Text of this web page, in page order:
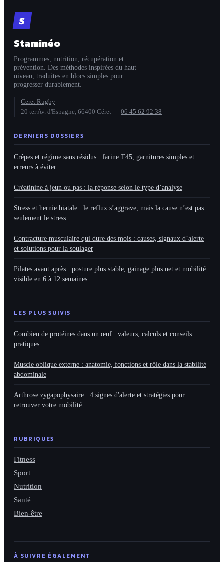
réalité de
l’absorption
S
Staminéo
Programmes, nutrition, récupération et
prévention. Des méthodes inspirées du haut
niveau, traduites en blocs simples pour
progresser durablement.
Ceret Rugby
20 ter Av. d'Espagne, 66400 Céret — 06 45 62 92 38
DERNIERS DOSSIERS
Crêpes et régime sans résidus : farine T45, garnitures simples et
erreurs à éviter
Créatinine à jeun ou pas : la réponse selon le type d’analyse
Stress et hernie hiatale : le reflux s’aggrave, mais la cause n’est pas
seulement le stress
Contracture musculaire qui dure des mois : causes, signaux d’alerte
et solutions pour la soulager
Pilates avant après : posture plus stable, gainage plus net et mobilité
visible en 6 à 12 semaines
LES PLUS SUIVIS
Combien de protéines dans un œuf : valeurs, calculs et conseils
pratiques
Muscle oblique externe : anatomie, fonctions et rôle dans la stabilité
abdominale
Arthrose zygapophysaire : 4 signes d'alerte et stratégies pour
retrouver votre mobilité
RUBRIQUES
Fitness
Sport
Nutrition
Santé
Bien-être
À SUIVRE ÉGALEMENT